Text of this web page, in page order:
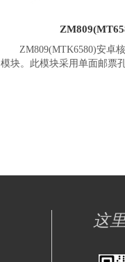
ZM809(MTK6580)安卓核
模块。此模块采用单面邮票
Camera，USB，UART，
频模块，红外，以太
ZM809(MTK6580)安卓核
品。可广泛应用于智能手持
这